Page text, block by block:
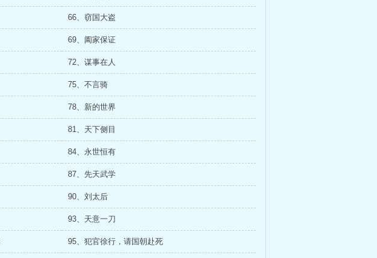
66、窃国大盗
69、阖家保证
72、谋事在人
75、不言骑
78、新的世界
81、天下侧目
84、永世恒有
87、先天武学
90、刘太后
93、天意一刀
95、犯官徐行，请国朝赴死